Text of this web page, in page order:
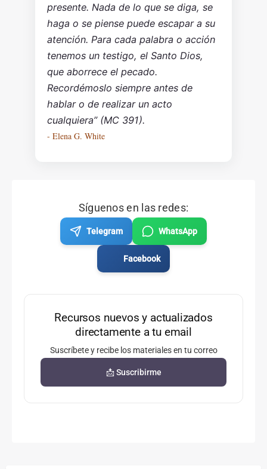
presente. Nada de lo que se diga, se
haga o se piense puede escapar a su
atención. Para cada palabra o acción
tenemos un testigo, el Santo Dios,
que aborrece el pecado.
Recordémoslo siempre antes de
hablar o de realizar un acto
cualquiera” (MC 391).
- Elena G. White
Síguenos en las redes:
Telegram WhatsApp
Facebook
Recursos nuevos y actualizados
directamente a tu email
Suscríbete y recibe los materiales en tu correo
📩 Suscribirme